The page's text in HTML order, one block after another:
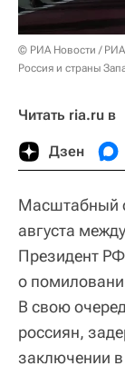
© РИА Новости / РИА
Россия и страны
Читать ria.ru в
Дзен
Масштабный
августа
Президент
о
В свою
россиян,
заключении